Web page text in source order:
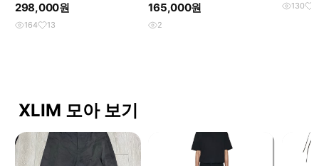
298,000원
164 13
165,000원
2
130
XLIM 모아 보기